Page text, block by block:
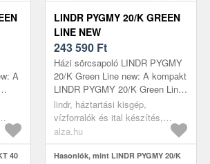
A
40
LINDR PYGMY 20/K GREEN
LINE NEW
243 590 Ft
Házi sörcsapoló LINDR PYGMY
20/K Green Line new: A kompakt
LINDR PYGMY 20/K Green Line
New italkimérő berendezés a
LINDR legkisebb italkimérői
közé...
lindr, háztartási kisgép,
vízforralók és ital készítés,
sörcsapok
alza.hu
Hasonlók, mint LINDR PYGMY 20/K